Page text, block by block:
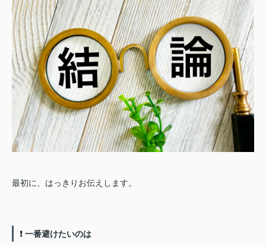
最初に、はっきりお伝えします。
❗ 一番避けたいのは